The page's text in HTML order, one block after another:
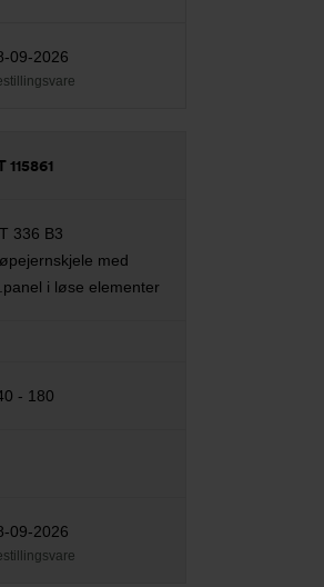
09-2026
115861
336 B3
med
i løse elementer
- 180
09-2026